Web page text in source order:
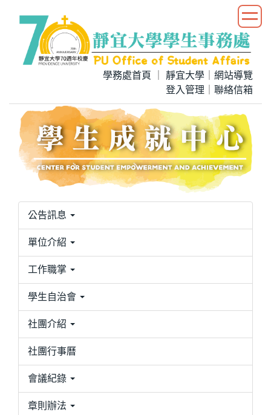
學務處首頁 靜宜大學
網站導覽
登入管理
聯絡信箱
公告訊息
單位介紹
工作職掌
學生自治會
社團介紹
社團行事曆
會議紀錄
章則辦法